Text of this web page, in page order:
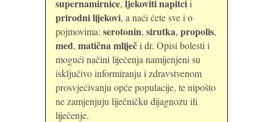
supernamirnice, ljekoviti napitcii
prirodni lijekovi, a naći ćete sve i o
pojmovima: serotonin, sirutka, propolis,
med, matična mliječi dr. Opisi bolesti i
mogući načini liječenja namijenjeni su
isključivo informiranju i zdravstvenom
prosvjećivanju opće populacije, te nipošto
ne zamjenjuju liječničku dijagnozu ili
liječenje.